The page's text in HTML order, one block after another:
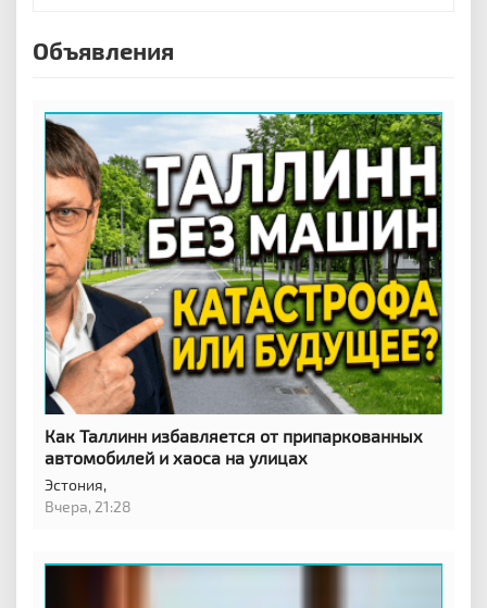
Объявления
Как Таллинн избавляется от припаркованных
автомобилей и хаоса на улицах
Эстония,
Вчера, 21:28